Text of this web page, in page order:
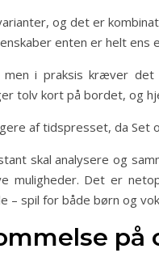
og det er
enten er helt ens
i praksis kræver
tolv kort på bordet, og
af tidspresset, da Set
skal analysere og
muligheder. Det er
– spil for både børn og
på